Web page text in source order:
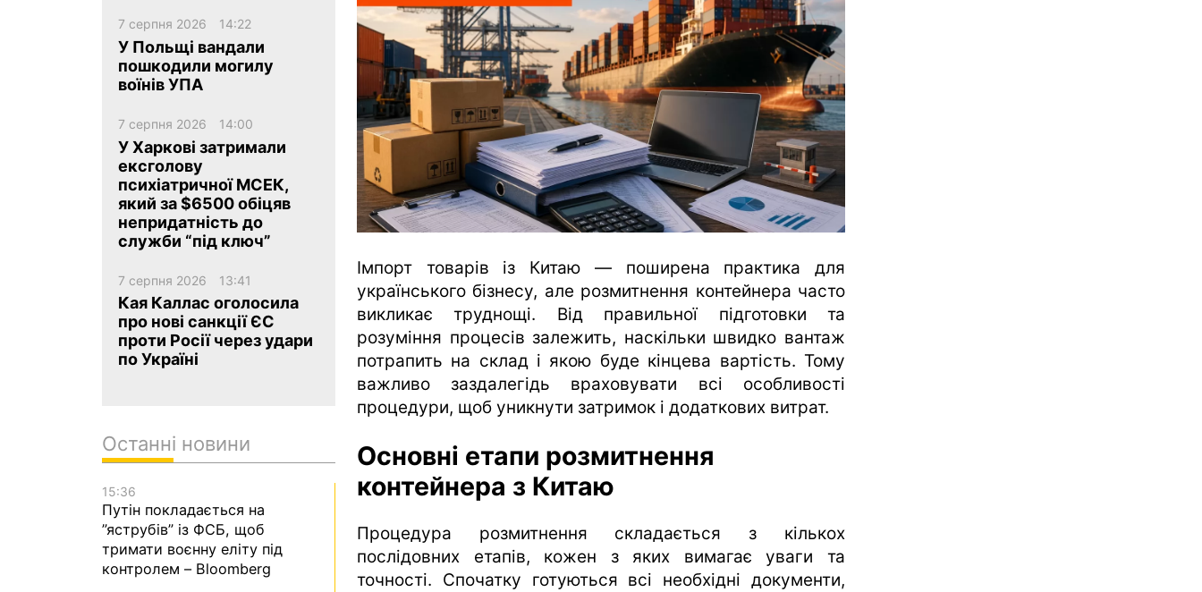
харків
архів
gambling
en
Імпорт товарів із Китаю — поширена практика для
українського бізнесу, але розмитнення контейнера часто
викликає труднощі. Від правильної підготовки та
розуміння процесів залежить, наскільки швидко вантаж
потрапить на склад і якою буде кінцева вартість. Тому
важливо заздалегідь враховувати всі особливості
процедури, щоб уникнути затримок і додаткових витрат.
Основні етапи розмитнення
контейнера з Китаю
Процедура розмитнення складається з кількох
послідовних етапів, кожен з яких вимагає уваги та
точності. Спочатку готуються всі необхідні документи,
7 серпня 2026 14:22
У Польщі вандали
пошкодили могилу
воїнів УПА
7 серпня 2026 14:00
У Харкові затримали
ексголову
психіатричної МСЕК,
який за $6500 обіцяв
непридатність до
служби “під ключ”
7 серпня 2026 13:41
Кая Каллас оголосила
про нові санкції ЄС
проти Росії через удари
по Україні
Останні новини
15:36
Путін покладається на
”яструбів” із ФСБ, щоб
тримати воєнну еліту під
контролем – Bloomberg